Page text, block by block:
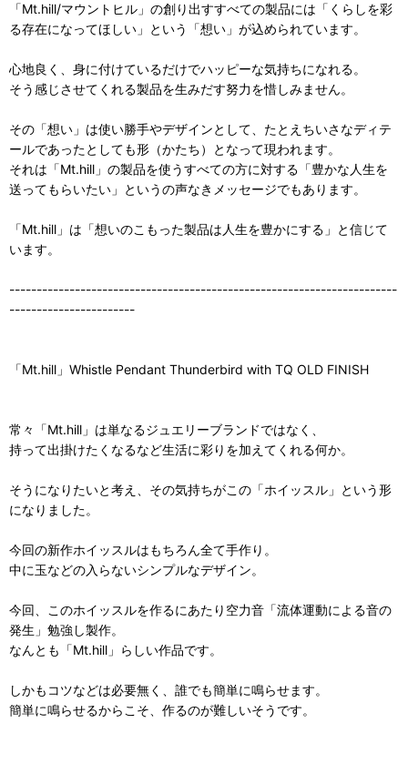
「Mt.hill/マウントヒル」の創り出すすべての製品には「くらしを彩
る存在になってほしい」という「想い」が込められています。
心地良く、身に付けているだけでハッピーな気持ちになれる。
そう感じさせてくれる製品を生みだす努力を惜しみません。
その「想い」は使い勝手やデザインとして、たとえちいさなディテ
ールであったとしても形（かたち）となって現われます。
それは「Mt.hill」の製品を使うすべての方に対する「豊かな人生を
送ってもらいたい」というの声なきメッセージでもあります。
「Mt.hill」は「想いのこもった製品は人生を豊かにする」と信じて
います。
-----------------------------------------------------------------------
-----------------------
「Mt.hill」Whistle Pendant Thunderbird with TQ OLD FINISH
常々「Mt.hill」は単なるジュエリーブランドではなく、
持って出掛けたくなるなど生活に彩りを加えてくれる何か。
そうになりたいと考え、その気持ちがこの「ホイッスル」という形
になりました。
今回の新作ホイッスルはもちろん全て手作り。
中に玉などの入らないシンプルなデザイン。
今回、このホイッスルを作るにあたり空力音「流体運動による音の
発生」勉強し製作。
なんとも「Mt.hill」らしい作品です。
しかもコツなどは必要無く、誰でも簡単に鳴らせます。
簡単に鳴らせるからこそ、作るのが難しいそうです。